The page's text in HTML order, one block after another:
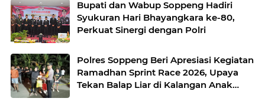
Bupati dan Wabup Soppeng Hadiri
Syukuran Hari Bhayangkara ke-80,
Perkuat Sinergi dengan Polri
Polres Soppeng Beri Apresiasi Kegiatan
Ramadhan Sprint Race 2026, Upaya
Tekan Balap Liar di Kalangan Anak